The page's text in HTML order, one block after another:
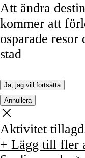
Att ändra
kommer att
osparade
stad
Ja, jag vill fortsätta
Annullera
Aktivitet
+ Lägg till fler